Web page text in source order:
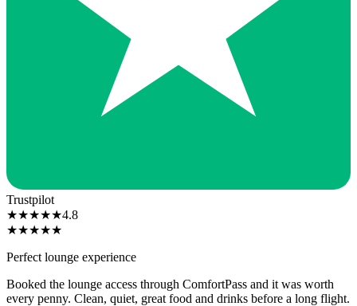
Trustpilot
★★★★★4.8
★★★★★
Perfect lounge experience
Booked the lounge access through ComfortPass and it was worth
every penny. Clean, quiet, great food and drinks before a long flight.